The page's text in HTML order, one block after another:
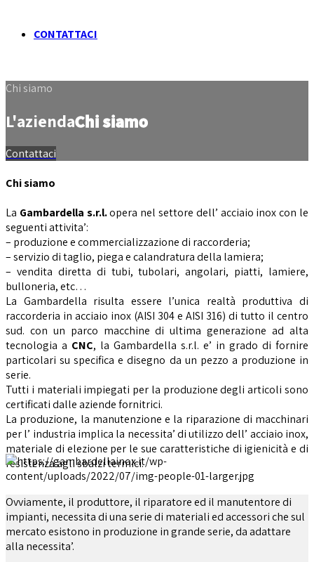
CONTATTACI
Chi siamo
L'aziendaChi siamo
Contattaci
Chi siamo
La Gambardella s.r.l.opera nel settore dell’ acciaio inox con le
seguenti attivita’:
– produzione e commercializzazione di raccorderia;
– servizio di taglio, piega e calandratura della lamiera;
– vendita diretta di tubi, tubolari, angolari, piatti, lamiere,
bulloneria, etc…
La Gambardella risulta essere l’unica realtà produttiva di
raccorderia in acciaio inox (AISI 304 e AISI 316) di tutto il centro
sud. con un parco macchine di ultima generazione ad alta
tecnologia a CNC, la Gambardella s.r.l. e’ in grado di fornire
particolari su specifica e disegno da un pezzo a produzione in
serie.
Tutti i materiali impiegati per la produzione degli articoli sono
certificati dalle aziende fornitrici.
La produzione, la manutenzione e la riparazione di macchinari
per l’ industria implica la necessita’ di utilizzo dell’ acciaio inox,
materiale di elezione per le sue caratteristiche di igienicità e di
resistenza agli sbalzi termici.
Ovviamente, il produttore, il riparatore ed il manutentore di
impianti, necessita di una serie di materiali ed accessori che sul
mercato esistono in produzione in grande serie, da adattare
alla necessita’.